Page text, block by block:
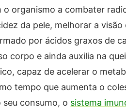
organismo a combater
da pele, melhorar a visão
por ácidos graxos de
corpo e ainda auxilia na
capaz de acelerar o
tempo que aumenta o
consumo, o sistema